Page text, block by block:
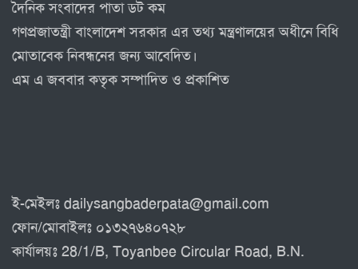
দৈনিক সংবাদের পাতা ডট কম
গণপ্রজাতন্ত্রী বাংলাদেশ সরকার এর তথ্য মন্ত্রণালয়ের অধীনে বিধি
মোতাবেক নিবন্ধনের জন্য আবেদিত।
এম এ জববার কতৃক সম্পাদিত ও প্রকাশিত
ই-মেইলঃ dailysangbaderpata@gmail.com
ফোন/মোবাইলঃ ০১৩২৭৬৪০৭২৮
কার্যালয়ঃ 28/1/B, Toyanbee Circular Road, B.N.